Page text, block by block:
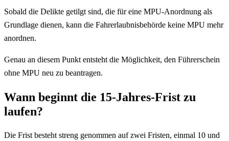
Sobald die Delikte getilgt sind, die für eine MPU-Anordnung als
Grundlage dienen, kann die Fahrerlaubnisbehörde keine MPU mehr
anordnen.
Genau an diesem Punkt entsteht die Möglichkeit, den Führerschein
ohne MPU neu zu beantragen.
Wann beginnt die 15-Jahres-Frist zu
laufen?
Die Frist besteht streng genommen auf zwei Fristen, einmal 10 und